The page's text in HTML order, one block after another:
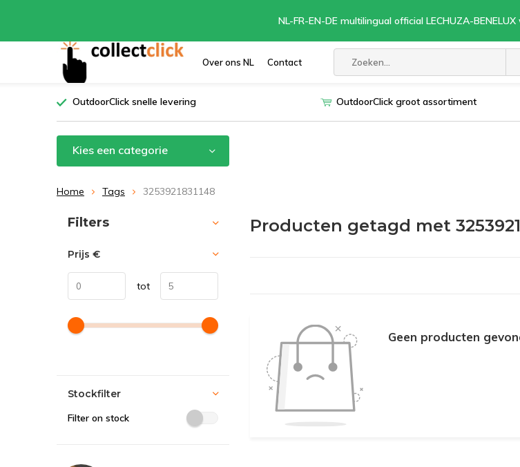
Over ons NL Contact
NL-FR-EN-DE multilingual official LECHUZA-
OutdoorClick snelle levering OutdoorClick groot assortiment
Kies een categorie
Home Tags 3253921831148
Producten getagd met
Geen producten
Sorteren op:
Filters
Prijs €
tot
Stockfilter
Filter on stock